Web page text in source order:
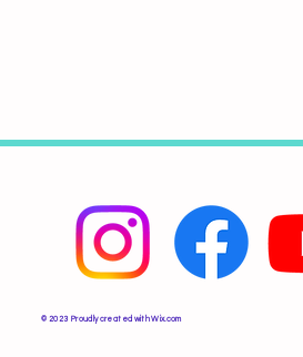
​© 2023 Proudly created withWix.com